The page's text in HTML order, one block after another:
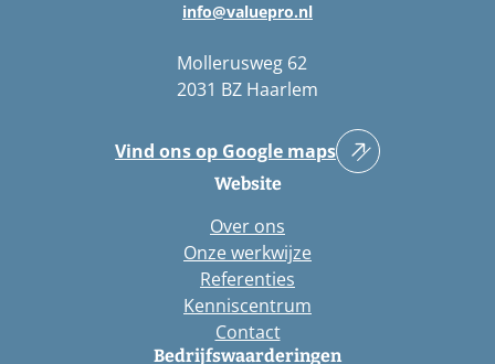
info@valuepro.nl
Mollerusweg 62
2031 BZ Haarlem
Vind ons op Google maps
Website
Over ons
Onze werkwijze
Referenties
Kenniscentrum
Contact
Bedrijfswaarderingen